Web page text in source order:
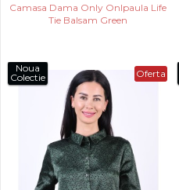
Camasa Dama Only Onlpaula Life
Tie Balsam Green
Oferta
Noua
Colectie